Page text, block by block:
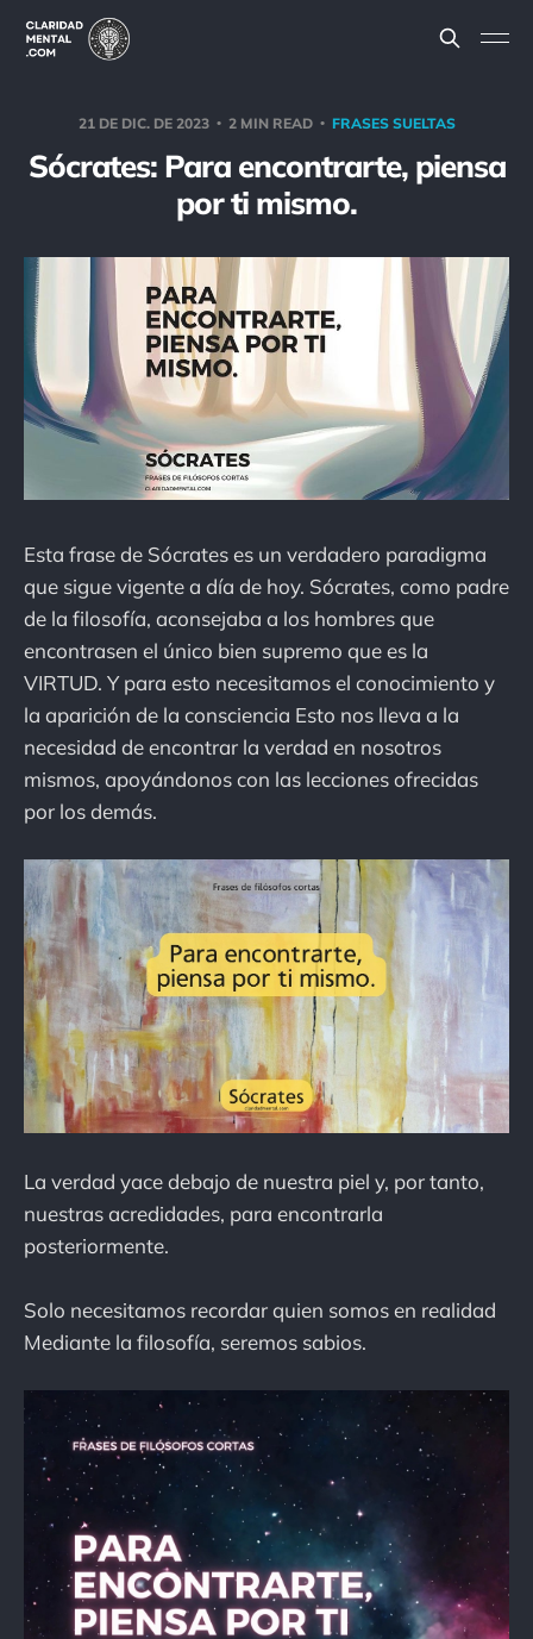
21 DE DIC. DE 2023 2 MIN READ FRASES SUELTAS
Sócrates: Para encontrarte, piensa
por ti mismo.
Esta frase de Sócrates es un verdadero paradigma
que sigue vigente a día de hoy. Sócrates, como padre
de la filosofía, aconsejaba a los hombres que
encontrasen el único bien supremo que es la
VIRTUD. Y para esto necesitamos el conocimiento y
la aparición de la consciencia Esto nos lleva a la
necesidad de encontrar la verdad en nosotros
mismos, apoyándonos con las lecciones ofrecidas
por los demás.
La verdad yace debajo de nuestra piel y, por tanto,
nuestras acredidades, para encontrarla
posteriormente.
Solo necesitamos recordar quien somos en realidad
Mediante la filosofía, seremos sabios.